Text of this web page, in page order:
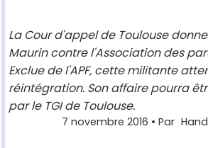
La Cour d'appel de Toulouse
Maurin contre l'Association des
Exclue de l'APF, cette militante
réintégration. Son affaire pourra
par le TGI de Toulouse.
7 novembre 2016 • Par